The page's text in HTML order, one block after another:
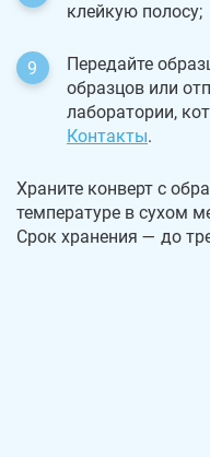
клейкую полосу;
Передайте
образцов или
лаборатории,
Контакты.
Храните конверт с
температуре в сухом
Срок хранения — до